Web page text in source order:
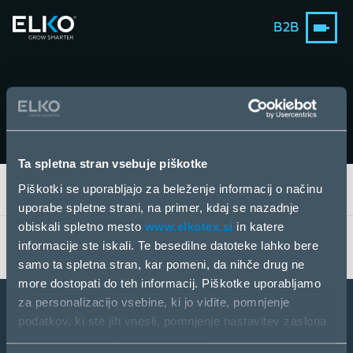
Ta spletna stran vsebuje piškotke
Piškotki se uporabljajo za beleženje informacij o načinu
uporabe spletne strani, na primer, kdaj se nazadnje
obiskali spletno mesto www.elkotex.si in katere
informacije ste iskali. Te besedilne datoteke lahko bere
samo ta spletna stran, kar pomeni, da nihče drug ne
more dostopati do teh informacij. Piškotke uporabljamo
za personalizacijo vsebine, ki jo vidite, pomnjenje
podatkov, ki ste jih vnesli, pomnjenje nastavitev zaslona
in analizo našega pretoka podatkov.
B2B
Events
EVENTS
No upcoming events found.
Postanite partner